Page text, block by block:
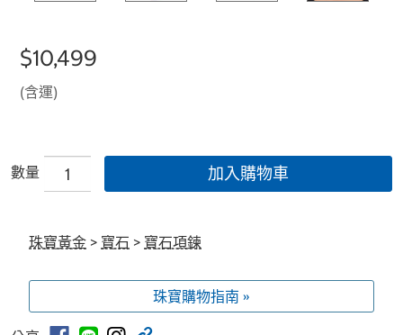
$10,499
(含運)
數量 加入購物車
珠寶黃金 > 寶石 > 寶石項鍊
珠寶購物指南 »